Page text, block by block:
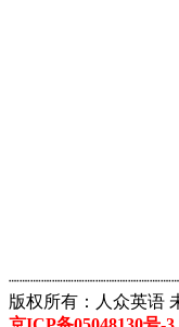
版权所有：人众英语